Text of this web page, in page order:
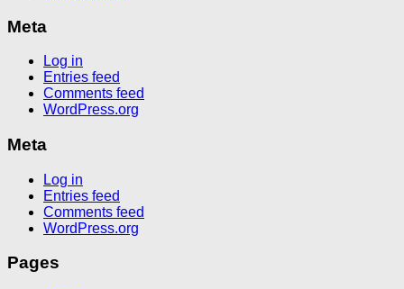
Meta
Log in
Entries feed
Comments feed
WordPress.org
Meta
Log in
Entries feed
Comments feed
WordPress.org
Pages